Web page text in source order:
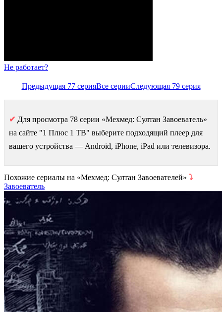
Не работает?
Предыдущая 77 серияВсе серииСледующая 79 серия
✔ Для просмотра 78 серии «Мехмед: Султан Завоеватель»
на сайте "1 Плюс 1 ТВ" выберите подходящий плеер для
вашего устройства — Android, iPhone, iPad или телевизора.
Похожие сериалы на «Мехмед: Султан Завоевателей» ⤵
Завоеватель